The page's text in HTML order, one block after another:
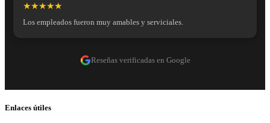
★★★★★
Los empleados fueron muy amables y serviciales.
Reseñas verificadas en Google
Enlaces útiles